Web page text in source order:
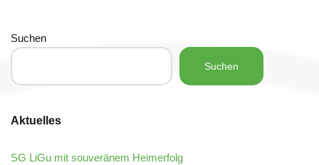
Suchen
Suchen
Aktuelles
SG LiGu mit souveränem Heimerfolg